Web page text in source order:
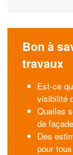
Bon à
travaux
Est-ce
visibilité
Quelles
de
Des
pour tous